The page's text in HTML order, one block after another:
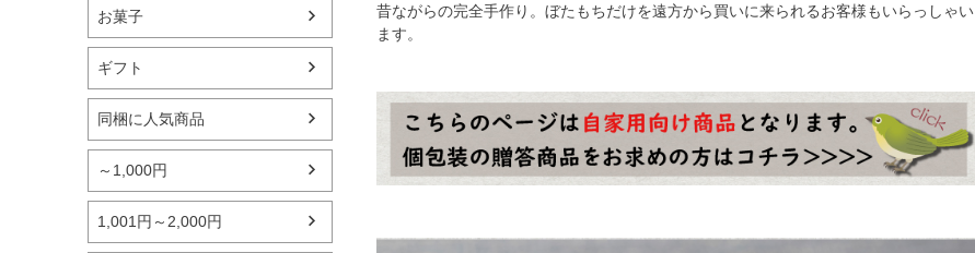
お菓子
ギフト
同梱に人気商品
～1,000円
1,001円～2,000円
昔ながらの完全手作り。ぼたもちだけを遠方から買いに来られるお客様もいらっしゃい
ます。